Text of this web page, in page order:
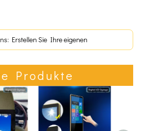
Erstellen Sie Ihre eigenen
Produkte